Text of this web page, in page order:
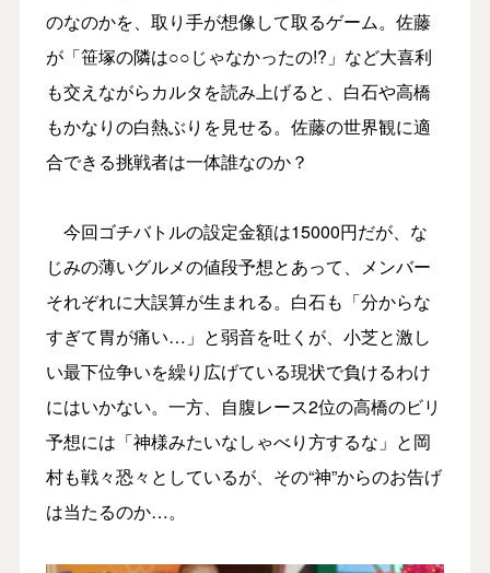
のなのかを、取り手が想像して取るゲーム。佐藤
が「笹塚の隣は○○じゃなかったの!?」など大喜利
も交えながらカルタを読み上げると、白石や高橋
もかなりの白熱ぶりを見せる。佐藤の世界観に適
合できる挑戦者は一体誰なのか？
今回ゴチバトルの設定金額は15000円だが、な
じみの薄いグルメの値段予想とあって、メンバー
それぞれに大誤算が生まれる。白石も「分からな
すぎて胃が痛い…」と弱音を吐くが、小芝と激し
い最下位争いを繰り広げている現状で負けるわけ
にはいかない。一方、自腹レース2位の高橋のビリ
予想には「神様みたいなしゃべり方するな」と岡
村も戦々恐々としているが、その“神”からのお告げ
は当たるのか…。